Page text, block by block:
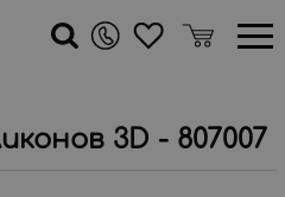
3D - 807007